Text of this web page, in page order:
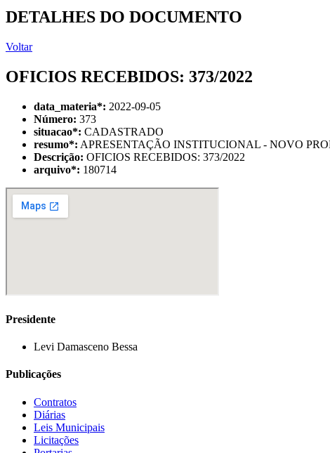
DETALHES DO DOCUMENTO
Voltar
OFICIOS RECEBIDOS: 373/2022
data_materia*: 2022-09-05
Número: 373
situacao*: CADASTRADO
resumo*: APRESENTAÇÃO INSTITUCIONAL - NOVO
Descrição: OFICIOS RECEBIDOS: 373/2022
arquivo*: 180714
Presidente
Levi Damasceno Bessa
Publicações
Contratos
Diárias
Leis Municipais
Licitações